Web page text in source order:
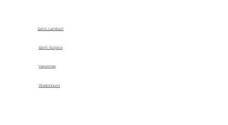
Saint-Lambert
Saint-Sulpice
Varennes
Westmount